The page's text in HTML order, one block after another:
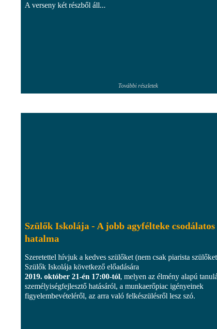
A verseny két részből áll...
További részletek
Szülők Iskolája - A jobb agyfélteke csodálatos
hatalma
Szeretettel hívjuk a kedves szülőket (nem csak piarista
Szülők Iskolája következő előadására
2019. október 21-én 17:00-tól, melyen az élmény alapú
személyiségfejlesztő hatásáról, a munkaerőpiac igényeinek
figyelembevételéről, az arra való felkészülésről lesz szó.